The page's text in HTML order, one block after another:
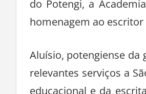
do Potengi, a
homenagem ao
Aluísio, potengiense
relevantes serviços a